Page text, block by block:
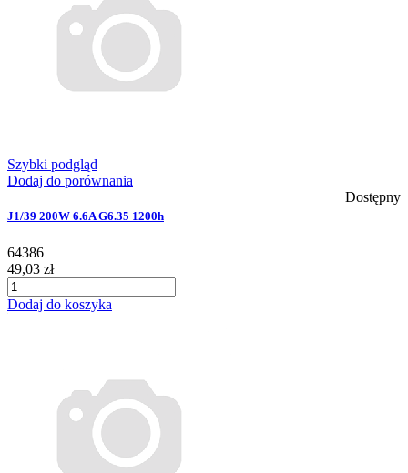
Szybki podgląd
Dodaj do porównania
Dostępny
J1/39 200W 6.6A G6.35 1200h
64386
49,03 zł
Dodaj do koszyka